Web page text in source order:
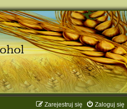
Zaloguj się
Zarejestruj się